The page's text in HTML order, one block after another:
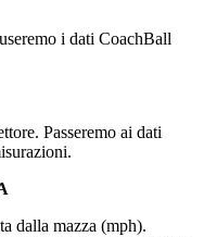
i dati CoachBall
Passeremo ai dati
dalla mazza (mph).